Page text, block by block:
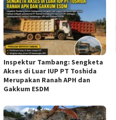
Inspektur Tambang: Sengketa
Akses di Luar IUP PT Toshida
Merupakan Ranah APH dan
Gakkum ESDM